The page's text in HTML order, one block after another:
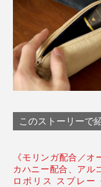
このストーリーで
《モリンガ配合／オ
カハニー配合、アル
ロポリス スプレー